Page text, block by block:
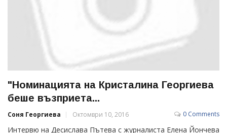
"Номинацията на Кристалина Георгиева
беше възприета...
Соня Георгиева Октомври 10, 2016 0 Comments
Интервю на Десислава Пътева с журналиста Елена Йончева